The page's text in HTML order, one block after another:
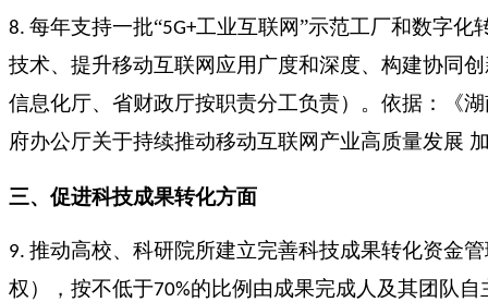
8. 每年支持一批“5G+工业互联网”示范工厂和数字化
技术、提升移动互联网应用广度和深度、构建协同
信息化厅、省财政厅按职责分工负责）。依据：《
府办公厅关于持续推动移动互联网产业高质量发展
三、促进科技成果转化方面
9. 推动高校、科研院所建立完善科技成果转化资金
权），按不低于70%的比例由成果完成人及其团队